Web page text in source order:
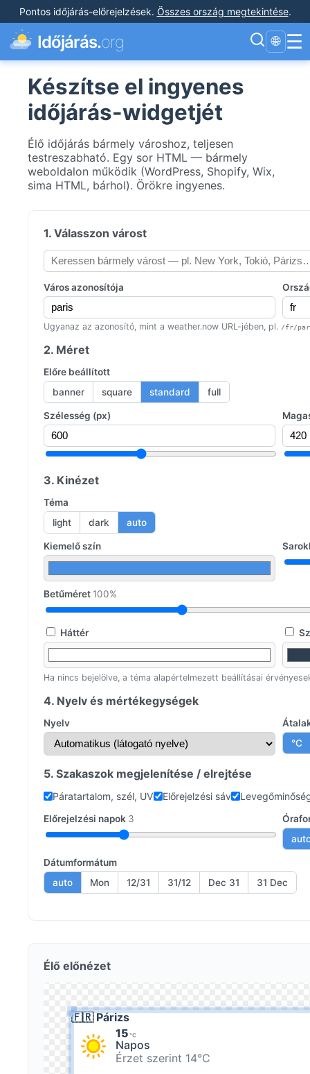
Pontos időjárás-előrejelzések. Összes ország megtekintése.
Időjárás.org 🌐 ☰
Készítse el ingyenes
időjárás-widgetjét
Élő időjárás bármely városhoz, teljesen
testreszabható. Egy sor HTML — bármely
weboldalon működik (WordPress, Shopify, Wix,
sima HTML, bárhol). Örökre ingyenes.
1. Válasszon várost
Város azonosítója
Ugyanaz az azonosító, mint a weather.now URL-jében, pl. /fr/
2. Méret
Előre beállított
banner
square standard full
Szélesség (px)
3. Kinézet
Téma
light
dark auto
Kiemelő szín
Betűméret 100%
Háttér
Ha nincs bejelölve, a téma alapértelmezett beállításai
4. Nyelv és mértékegységek
Nyelv
°C
5. Szakaszok megjelenítése / elrejtése
Páratartalom, szél, UV Előrejelzési sáv
Előrejelzési napok 3
Dátumformátum
auto
Mon 12/31 31/12 Dec 31 31 Dec
Élő előnézet